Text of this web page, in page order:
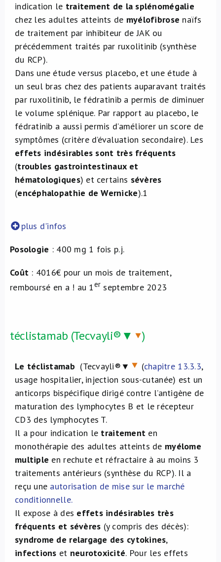
indication le traitement de la splénomégalie
chez les adultes atteints de myélofibrose naïfs
de traitement par inhibiteur de JAK ou
précédemment traités par ruxolitinib (synthèse
du RCP).
Dans une étude versus placebo, et une étude à
un seul bras chez des patients auparavant traités
par ruxolitinib, le fédratinib a permis de diminuer
le volume splénique. Par rapport au placebo, le
fédratinib a aussi permis d’améliorer un score de
symptômes (critère d’évaluation secondaire). Les
effets indésirables sont très fréquents
(troubles gastrointestinaux et
hématologiques) et certains sévères
(encéphalopathie de Wernicke).1
plus d'infos
Posologie : 400 mg 1 fois p.j.
Coût : 4016€ pour un mois de traitement,
remboursé en a ! au 1er septembre 2023
téclistamab (Tecvayli®▼ )
Le téclistamab (Tecvayli®▼ (chapitre 13.3.3,
usage hospitalier, injection sous-cutanée) est un
anticorps bispécifique dirigé contre l’antigène de
maturation des lymphocytes B et le récepteur
CD3 des lymphocytes T.
Il a pour indication le traitement en
monothérapie des adultes atteints de myélome
multiple en rechute et réfractaire à au moins 3
traitements antérieurs (synthèse du RCP). Il a
reçu une autorisation de mise sur le marché
conditionnelle.
Il expose à des effets indésirables très
fréquents et sévères (y compris des décès):
syndrome de relargage des cytokines,
infections et neurotoxicité. Pour les effets